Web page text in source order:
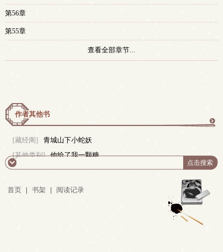
第56章
第55章
查看全部章节...
作者其他书
多
[藏经阁]
青城山下小蛇妖
[其他类别]
他给了我一颗糖
首页 书架 阅读记录